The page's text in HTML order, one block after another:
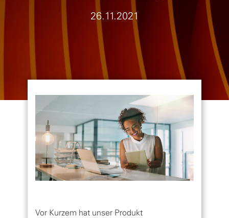
26.11.2021
Vor Kurzem hat unser Produkt